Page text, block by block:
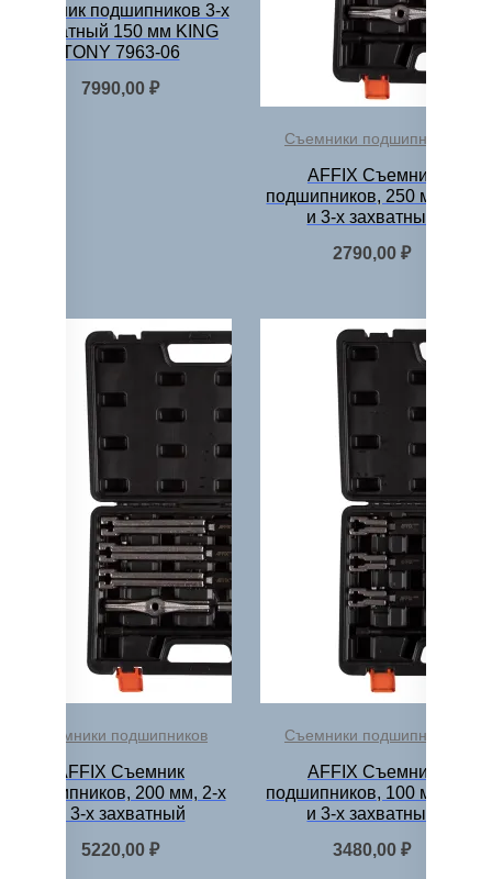
Съемник подшипников 3-х
захватный 150 мм KING
TONY 7963-06
7990,00₽
Съемники подшипников
AFFIX Съемник
подшипников, 250 мм, 2-х
и 3-х захватный
2790,00 ₽
Съемники подшипников
AFFIX Съемник
подшипников, 200 мм, 2-х
и 3-х захватный
5220,00₽
Съемники подшипников
AFFIX Съемник
подшипников, 100 мм, 2-х
и 3-х захватный
3480,00 ₽